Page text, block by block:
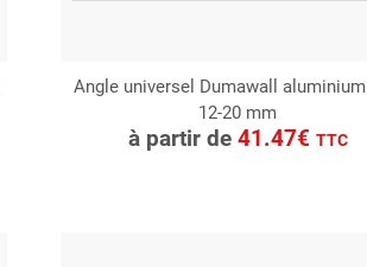
Angle universel Dumawall
12-20 mm
à partir de 41.47€ TTC
CONSULTER
Demande de devis